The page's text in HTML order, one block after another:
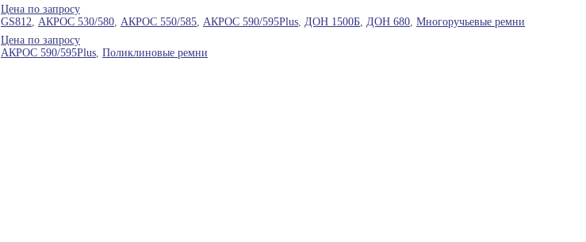
Цена по запросу
GS812
АКРОС 530/580 АКРОС 550/585 АКРОС 590/595Plus ДОН 1500Б ДОН 680 Многоручьевые ремни
Цена по запросу
АКРОС 590/595Plus Поликлиновые ремни